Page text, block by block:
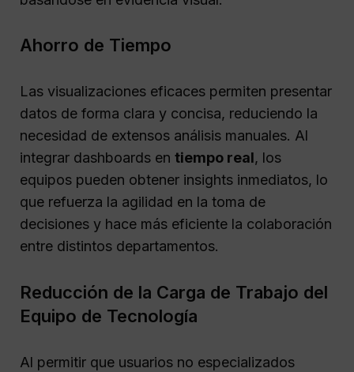
Ahorro de Tiempo
Las visualizaciones eficaces permiten presentar
datos de forma clara y concisa, reduciendo la
necesidad de extensos análisis manuales. Al
integrar dashboards en tiempo real, los
equipos pueden obtener insights inmediatos, lo
que refuerza la agilidad en la toma de
decisiones y hace más eficiente la colaboración
entre distintos departamentos.
Reducción de la Carga de Trabajo del
Equipo de Tecnología
Al permitir que usuarios no especializados